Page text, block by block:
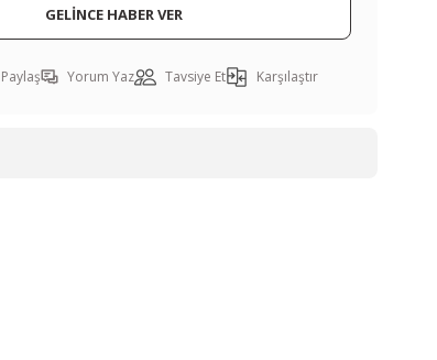
GELİNCE HABER VER
Paylaş Yorum Yaz Tavsiye Et Karşılaştır